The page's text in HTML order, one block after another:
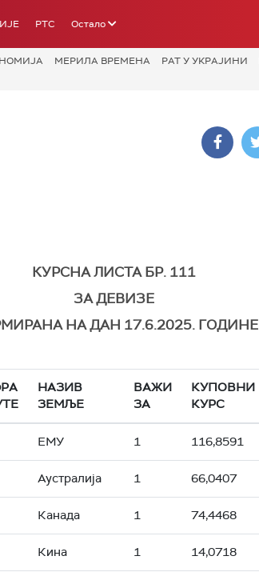
РТС Остало
МЕРИЛА ВРЕМЕНА РАТ У УКРАЈИНИ
КУРСНА ЛИСТА БР. 111
ЗА ДЕВИЗЕ
НА ДАН 17.6.2025. ГОДИНЕ
НАЗИВ
ЗЕМЉЕ
ВАЖИ
ЗА
КУПОВНИ
КУРС
ЕМУ 1 116,8591
Аустралија 1 66,0407
Канада 1 74,4468
Кина 1 14,0718